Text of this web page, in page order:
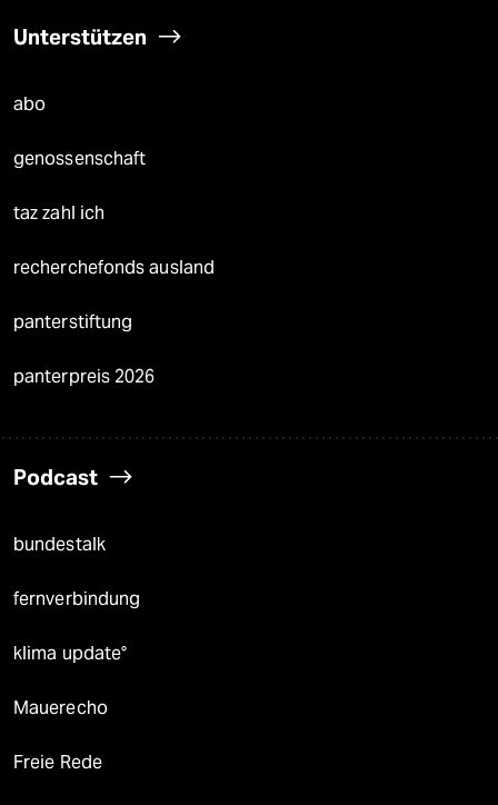
Unterstützen
abo
genossenschaft
taz zahl ich
recherchefonds ausland
panterstiftung
panterpreis 2026
Podcast
bundestalk
fernverbindung
klima update°
Mauerecho
Freie Rede